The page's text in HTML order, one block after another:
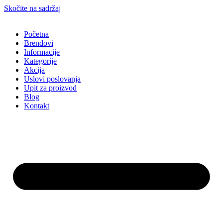
Skočite na sadržaj
Početna
Brendovi
Informacije
Kategorije
Akcija
Uslovi poslovanja
Upit za proizvod
Blog
Kontakt